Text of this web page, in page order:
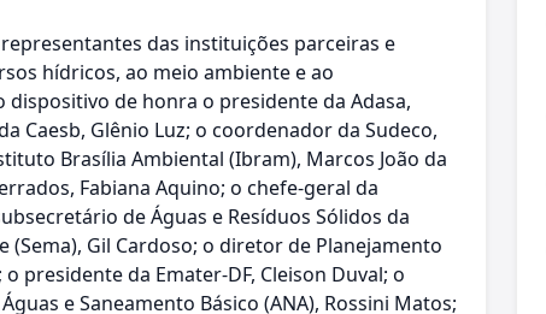
das instituições parceiras e
hídricos, ao meio ambiente e ao
de honra o presidente da Adasa,
Caesb, Glênio Luz; o coordenador da Sudeco,
Brasília Ambiental (Ibram), Marcos João da
Fabiana Aquino; o chefe-geral da
de Águas e Resíduos Sólidos da
Gil Cardoso; o diretor de Planejamento
presidente da Emater-DF, Cleison Duval; o
e Saneamento Básico (ANA), Rossini Matos;